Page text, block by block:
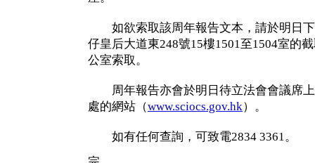
如欲索取該周年報告文本，請於明日下
仔皇后大道東248號15樓1501至1504室的
公室索取。
周年報告亦會於明日待立法會會議席上
處的網站（www.sciocs.gov.hk）。
如有任何查詢，可致電2834 3361。